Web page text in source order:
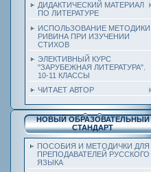
ДИДАКТИЧЕСКИЙ МАТЕРИАЛ
ПО ЛИТЕРАТУРЕ
ИСПОЛЬЗОВАНИЕ МЕТОДИКИ
РИВИНА ПРИ ИЗУЧЕНИИ
СТИХОВ
ЭЛЕКТИВНЫЙ КУРС
"ЗАРУБЕЖНАЯ ЛИТЕРАТУРА".
10-11 КЛАССЫ
ЧИТАЕТ АВТОР
НОВЫЙ ОБРАЗОВАТЕЛЬНЫЙ
СТАНДАРТ
ПОСОБИЯ И МЕТОДИЧКИ ДЛЯ
ПРЕПОДАВАТЕЛЕЙ РУССКОГО
ЯЗЫКА